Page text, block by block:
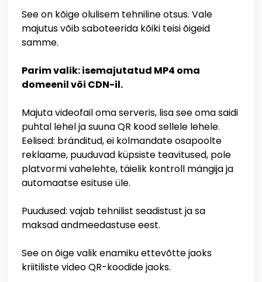
See on kõige olulisem tehniline otsus. Vale
majutus võib saboteerida kõiki teisi õigeid
samme.
Parim valik: isemajutatud MP4 oma
domeenil või CDN-il.
Majuta videofail oma serveris, lisa see oma saidi
puhtal lehel ja suuna QR kood sellele lehele.
Eelised: bränditud, ei kolmandate osapoolte
reklaame, puuduvad küpsiste teavitused, pole
platvormi vahelehte, täielik kontroll mängija ja
automaatse esituse üle.
Puudused: vajab tehnilist seadistust ja sa
maksad andmeedastuse eest.
See on õige valik enamiku ettevõtte jaoks
kriitiliste video QR-koodide jaoks.